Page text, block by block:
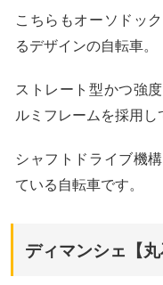
こちらもオーソドッ
るデザインの自転車。
ストレート型かつ強
ルミフレームを採用し
シャフトドライブ機
ている自転車です。
ディマンシェ【丸